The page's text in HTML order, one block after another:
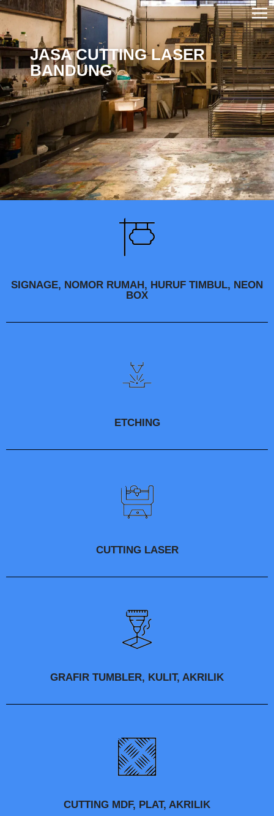
JASA CUTTING LASER
BANDUNG
SIGNAGE, NOMOR RUMAH, HURUF TIMBUL, NEON
BOX
ETCHING
CUTTING LASER
GRAFIR TUMBLER, KULIT, AKRILIK
CUTTING MDF, PLAT, AKRILIK